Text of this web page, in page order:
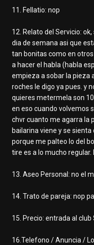
11. Fellatio: nop
12. Relato del Servicio:
dia de semana asi que
tan bonitas como en
a hacer el habla (habla
empieza a sobar la pieza
roches le digo ya pues. y
quieres metermela son
en eso cuando volvemos
chvr cuanto me agarra la
bailarina viene y se
porque me palteo lo del
tire es a lo mucho
13. Aseo Personal: no el
14. Trato de pareja: nop
15. Precio: entrada al
16.Telefono / Anuncia /